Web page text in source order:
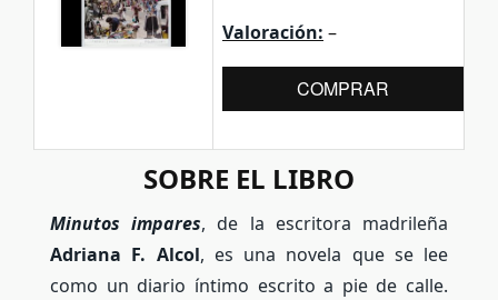
Valoración: –
COMPRAR
SOBRE EL LIBRO
Minutos impares, de la escritora madrileña
Adriana F. Alcol, es una novela que se lee
como un diario íntimo escrito a pie de calle.